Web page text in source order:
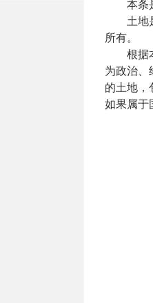
本条
土地
所有。
根据
为政治、
的土地，
如果属于